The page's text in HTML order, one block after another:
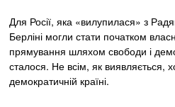
Для Росії, яка «вилупилася» з
Берліні могли стати початком
прямування шляхом свободи і
сталося. Не всім, як виявляється,
демократичній країні.